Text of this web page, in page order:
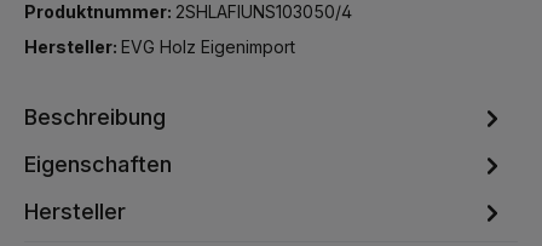
Produktnummer: 2SHLAFIUNS103050/4
Hersteller: EVG Holz Eigenimport
Beschreibung
Eigenschaften
Hersteller